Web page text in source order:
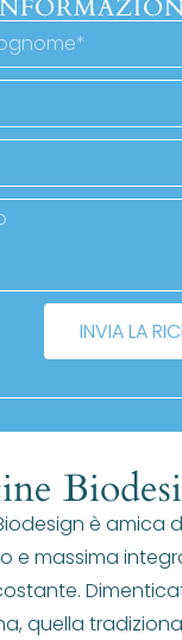
INVIA LA
è amica
e massima
quella